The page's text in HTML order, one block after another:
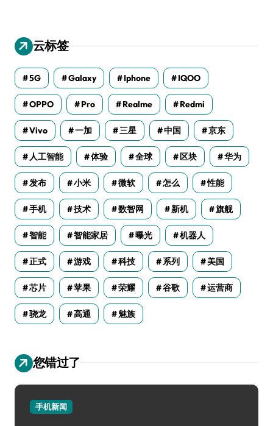
云标签
5G Galaxy Iphone IQOO
OPPO Pro Realme Redmi
Vivo 一加 三星 中国 京东
人工智能 体验 全球 区块 华为
发布 小米 微软 怎么 性能
手机 技术 数智网 新机 旗舰
智能 智能家居 曝光 机器人
正式 游戏 科技 系列 美国
芯片 苹果 荣耀 谷歌 运营商
骁龙 高通 魅族
您错过了
手机新闻